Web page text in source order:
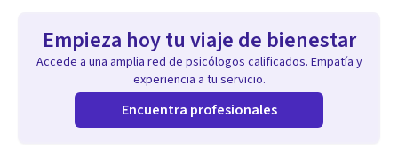
Empieza hoy tu viaje de bienestar
Accede a una amplia red de psicólogos calificados. Empatía y
experiencia a tu servicio.
Encuentra profesionales